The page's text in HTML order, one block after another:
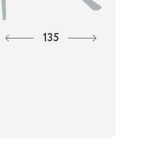
135